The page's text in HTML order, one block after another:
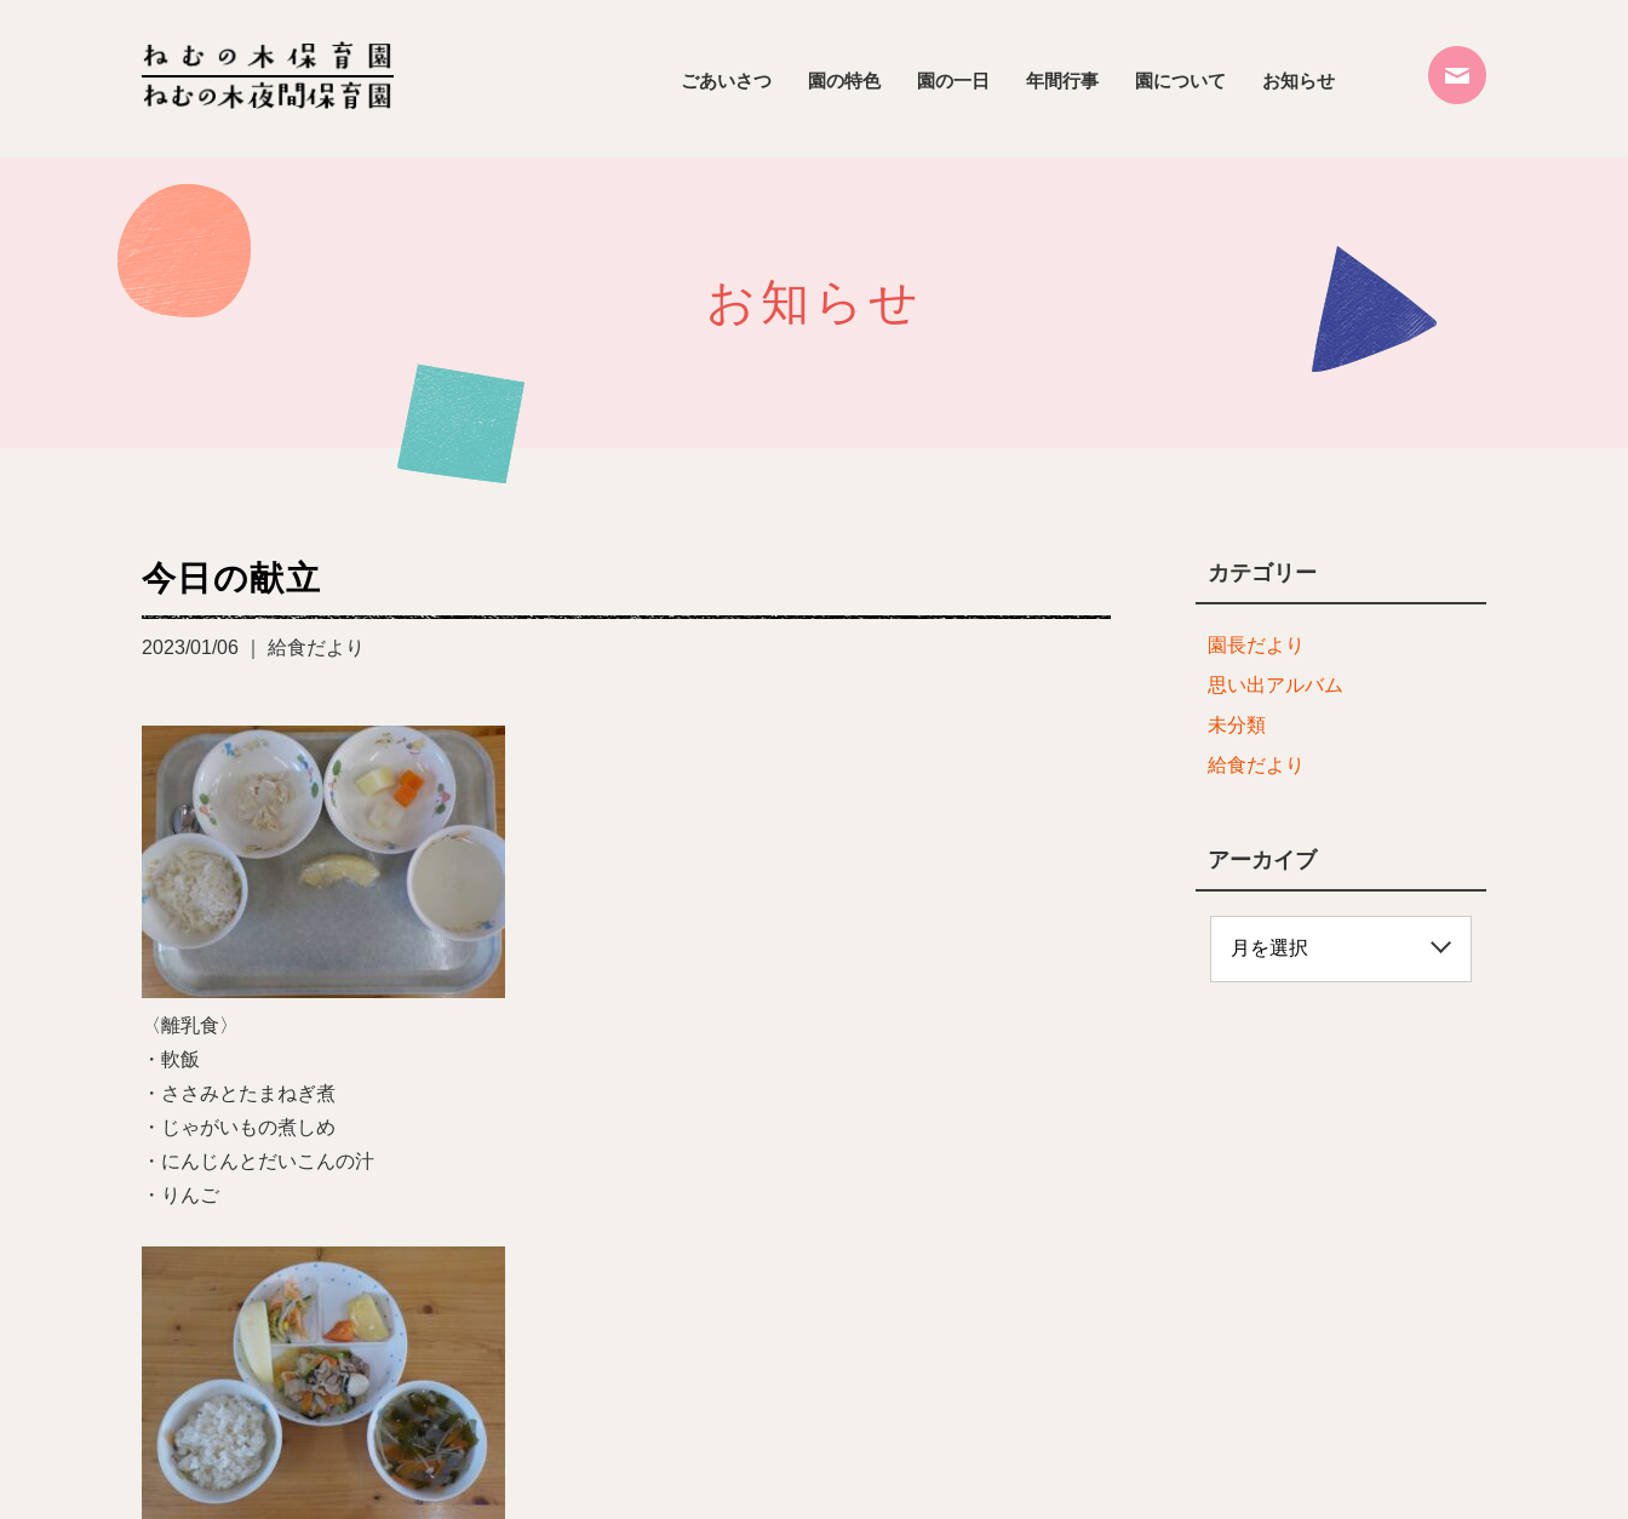
ごあいさつ 園の特色 園の一日 年間行事 園について お知らせ
お知らせ
今日の献立
2023/01/06 ｜ 給食だより
〈離乳食〉
・軟飯
・ささみとたまねぎ煮
・じゃがいもの煮しめ
・にんじんとだいこんの汁
・りんご
カテゴリー
園長だより
思い出アルバム
未分類
給食だより
アーカイブ